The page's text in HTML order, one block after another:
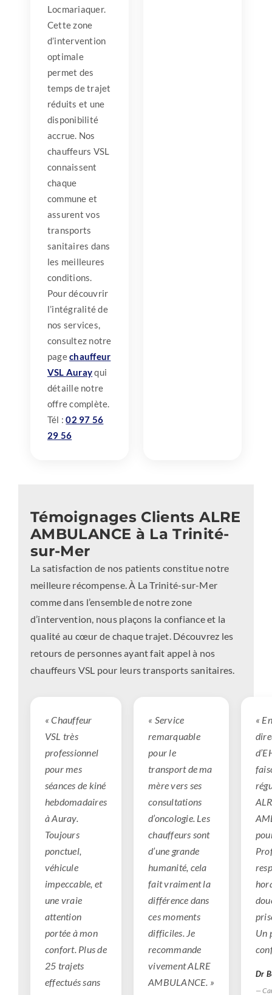
Locmariaquer.
Cette zone
d’intervention
optimale
permet des
temps de trajet
réduits et une
disponibilité
accrue. Nos
chauffeurs VSL
connaissent
chaque
commune et
assurent vos
transports
sanitaires dans
les meilleures
conditions.
Pour découvrir
l’intégralité de
nos services,
consultez notre
pagechauffeur
VSL Aurayqui
détaille notre
offre complète.
Tél :02 97 56
29 56
Témoignages Clients ALRE
AMBULANCE à La Trinité-
sur-Mer
La satisfaction de nos patients constitue notre
meilleure récompense. À La Trinité-sur-Mer
comme dans l’ensemble de notre zone
d’intervention, nous plaçons la confiance et la
qualité au cœur de chaque trajet. Découvrez les
retours de personnes ayant fait appel à nos
chauffeurs VSL pour leurs transports sanitaires.
« Chauffeur
VSL très
professionnel
pour mes
séances de kiné
hebdomadaires
à Auray.
Toujours
ponctuel,
véhicule
impeccable, et
une vraie
attention
portée à mon
confort. Plus de
25 trajets
effectués sans
« Service
remarquable
pour le
transport de ma
mère vers ses
consultations
d’oncologie. Les
chauffeurs sont
d’une grande
humanité, cela
fait vraiment la
différence dans
ces moments
difficiles. Je
recommande
vivement ALRE
AMBULANCE. »
«
Un
Dr
—